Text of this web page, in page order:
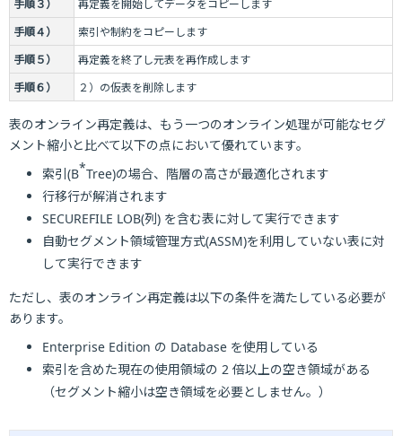
手順３）
再定義を開始してデータをコピーします
手順４）
索引や制約をコピーします
手順５）
再定義を終了し元表を再作成します
手順６）
２）の仮表を削除します
表のオンライン再定義は、もう一つのオンライン処理が可能なセグ
メント縮小と比べて以下の点において優れています。
索引(B*Tree)の場合、階層の高さが最適化されます
行移行が解消されます
SECUREFILE LOB(列) を含む表に対して実行できます
自動セグメント領域管理方式(ASSM)を利用していない表に対
して実行できます
ただし、表のオンライン再定義は以下の条件を満たしている必要が
あります。
Enterprise Edition の Database を使用している
索引を含めた現在の使用領域の 2 倍以上の空き領域がある
（セグメント縮小は空き領域を必要としません。）